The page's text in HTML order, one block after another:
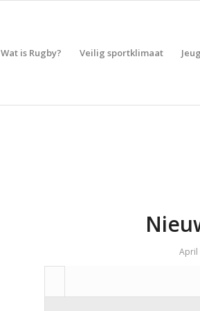
Wat is Rugby? Veilig sportklimaat
April